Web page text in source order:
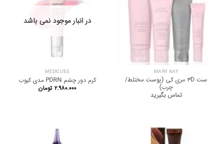
MARY KAY
ست ۳D مری کی (پوست مختلط/
چرب)
تماس بگیرید
در انبار موجود نمی باشد
MEDICUBE
کرم دور چشم PDRN مدی کیوب
۲.۹۸۰.۰۰۰ تومان